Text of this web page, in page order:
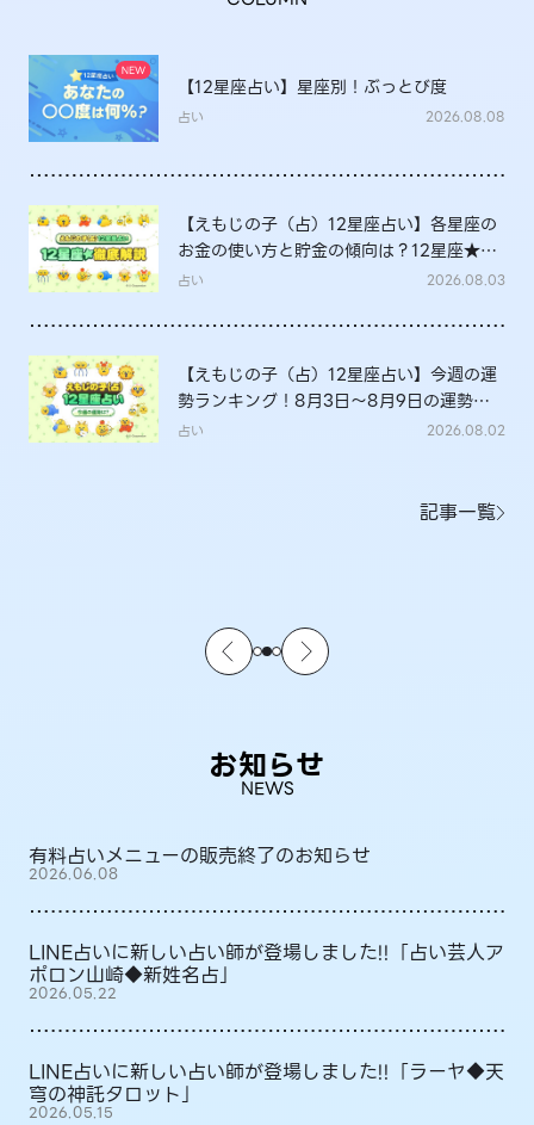
【12星座占い】星座別！ぶっとび度
占い 2026.08.08
【えもじの子（占）12星座占い】各星座の
お金の使い方と貯金の傾向は？12星座★徹
底解説
占い 2026.08.03
【えもじの子（占）12星座占い】今週の運
勢ランキング！8月3日～8月9日の運勢
は？
占い 2026.08.02
記事一覧
お知らせ
NEWS
有料占いメニューの販売終了のお知らせ
2026.06.08
LINE占いに新しい占い師が登場しました!!「占い芸人ア
ポロン山崎◆新姓名占」
2026.05.22
LINE占いに新しい占い師が登場しました!!「ラーヤ◆天
穹の神託タロット」
2026.05.15